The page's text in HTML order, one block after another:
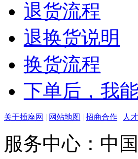
退货流程
退换货说明
换货流程
下单后，我
关于插座网 | 网站地图 | 招商合作 | 人
服务中心：中